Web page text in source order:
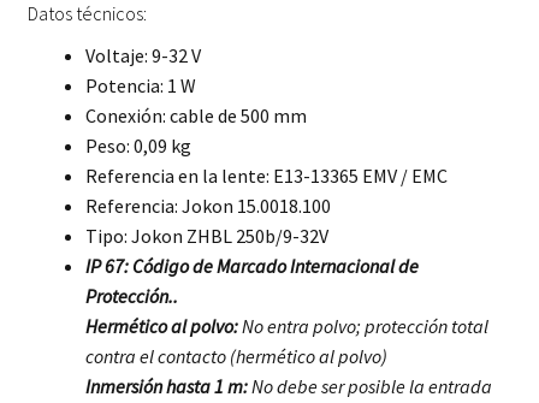
Datos técnicos:
Voltaje: 9-32 V
Potencia: 1 W
Conexión: cable de 500 mm
Peso: 0,09 kg
Referencia en la lente: E13-13365 EMV / EMC
Referencia: Jokon 15.0018.100
Tipo: Jokon ZHBL 250b/9-32V
IP 67: Código de Marcado Internacional de
Protección..
Hermético al polvo:No entra polvo; protección total
contra el contacto (hermético al polvo)
Inmersión hasta 1 m:No debe ser posible la entrada